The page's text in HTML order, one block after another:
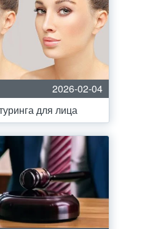
2026-02-04
для лица